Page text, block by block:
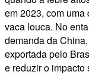
em 2023, com
vaca louca. No
demanda da
exportada pelo
e reduzir o impacto